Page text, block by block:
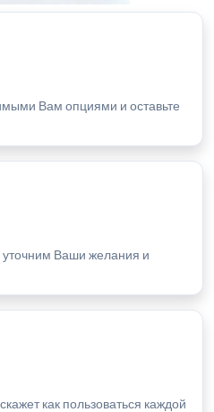
Вам опциями и оставьте
Ваши желания и
как пользоваться каждой